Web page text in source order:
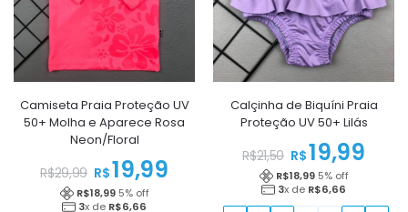
Camiseta Praia Proteção UV
50+ Molha e Aparece Rosa
Neon/Floral
R$29,99 R$19,99
R$18,99 5% off
3x de R$6,66
Calçinha de Biquíni Praia
Proteção UV 50+ Lilás
R$21,50 R$19,99
R$18,99 5% off
3x de R$6,66